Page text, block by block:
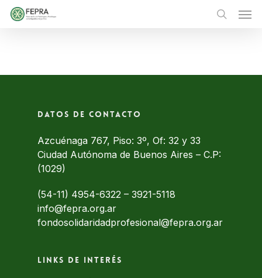
Skip
Datos de contacto
Azcuénaga 767, Piso: 3º, Of: 32 y 33
Ciudad Autónoma de Buenos Aires – C.P:
(1029)
(54-11) 4954-6322 – 3921-5118
info@fepra.org.ar
fondosolidaridadprofesional@fepra.org.ar
Links de interés